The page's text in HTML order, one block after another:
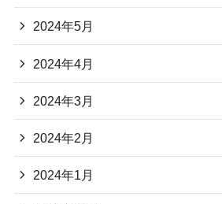
2024年5月
2024年4月
2024年3月
2024年2月
2024年1月